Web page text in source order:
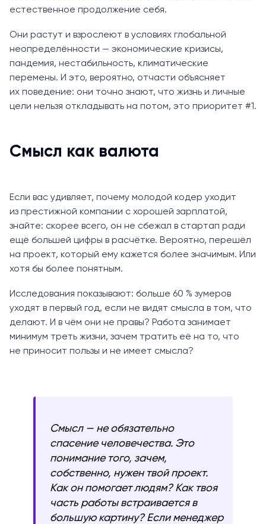
естественное продолжение себя.
Они растут и взрослеют в условиях глобальной
неопределённости — экономические кризисы,
пандемия, нестабильность, климатические
перемены. И это, вероятно, отчасти объясняет
их поведение: они точно знают, что жизнь и личные
цели нельзя откладывать на потом, это приоритет #1.
Смысл как валюта
Если вас удивляет, почему молодой кодер уходит
из престижной компании с хорошей зарплатой,
знайте: скорее всего, он не сбежал в стартап ради
ещё большей цифры в расчётке. Вероятно, перешёл
на проект, который ему кажется более значимым. Или
хотя бы более понятным.
Исследования показывают: больше 60 % зумеров
уходят в первый год, если не видят смысла в том, что
делают. И в чём они не правы? Работа занимает
минимум треть жизни, зачем тратить её на то, что
не приносит пользы и не имеет смысла?
Смысл — не обязательно
спасение человечества. Это
понимание того, зачем,
собственно, нужен твой проект.
Как он помогает людям? Как твоя
часть работы встраивается в
большую картину? Если менеджер